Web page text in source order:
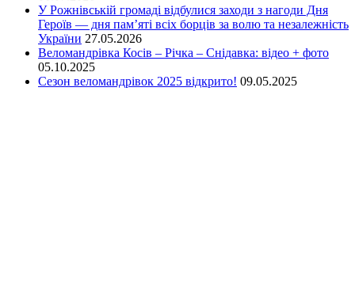
У Рожнівській громаді відбулися заходи з нагоди Дня
Героїв — дня пам’яті всіх борців за волю та незалежність
України 27.05.2026
Веломандрівка Косів – Річка – Снідавка: відео + фото
05.10.2025
Сезон веломандрівок 2025 відкрито! 09.05.2025